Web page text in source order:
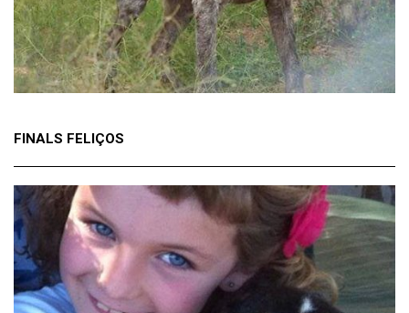
FINALS FELIÇOS